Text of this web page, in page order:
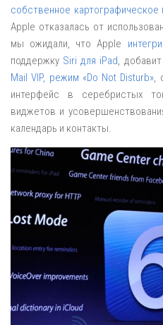
собственное картографическое
Apple отказалась от
мы ожидали, что Apple
поддержку Siri для iPad, добавит
Mail VIP, режим «Do Not Disturb»,
интерфейс в серебристых
виджетов и
календарь и контакты.